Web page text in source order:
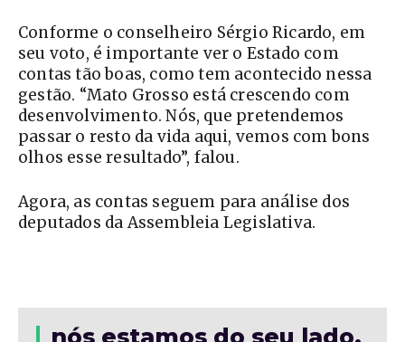
Conforme o conselheiro Sérgio Ricardo, em
seu voto, é importante ver o Estado com
contas tão boas, como tem acontecido nessa
gestão. “Mato Grosso está crescendo com
desenvolvimento. Nós, que pretendemos
passar o resto da vida aqui, vemos com bons
olhos esse resultado”, falou.
Agora, as contas seguem para análise dos
deputados da Assembleia Legislativa.